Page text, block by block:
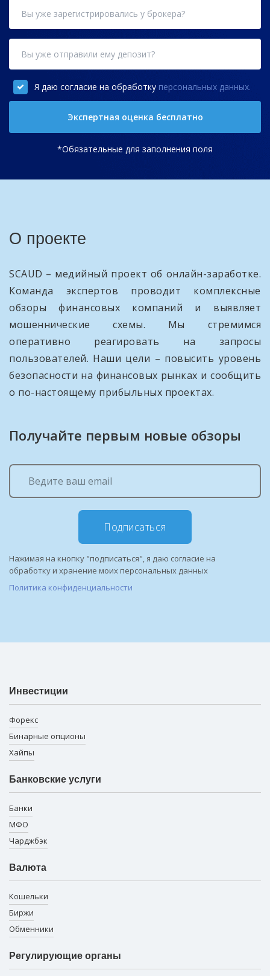
Я даю согласие на обработку персональных данных.
Экспертная оценка бесплатно
*Обязательные для заполнения поля
О проекте
SCAUD – медийный проект об онлайн-заработке.
Команда экспертов проводит комплексные
обзоры финансовых компаний и выявляет
мошеннические схемы. Мы стремимся
оперативно реагировать на запросы
пользователей. Наши цели – повысить уровень
безопасности на финансовых рынках и сообщить
о по-настоящему прибыльных проектах.
Получайте первым новые обзоры
Подписаться
Нажимая на кнопку "подписаться", я даю согласие на
обработку и хранение моих персональных данных
Политика конфиденциальности
Инвестиции
Форекс
Бинарные опционы
Хайпы
Банковские услуги
Банки
МФО
Чарджбэк
Валюта
Кошельки
Биржи
Обменники
Регулирующие органы